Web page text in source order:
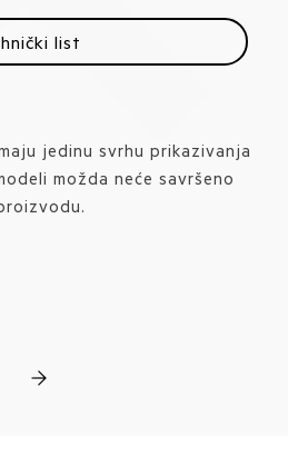
list
jedinu svrhu prikazivanja
možda neće savršeno